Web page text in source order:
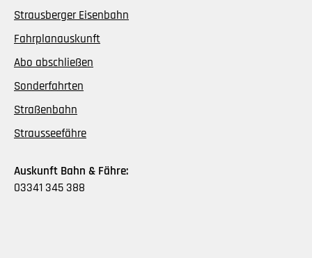
Strausberger Eisenbahn
Fahrplanauskunft
Abo abschließen
Sonderfahrten
Straßenbahn
Strausseefähre
Auskunft Bahn & Fähre:
03341 345 388